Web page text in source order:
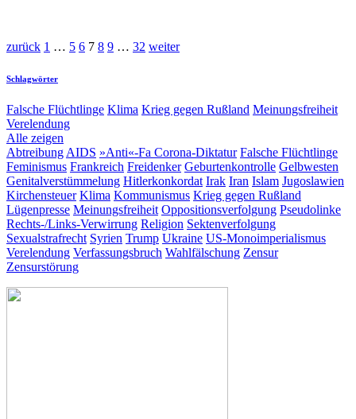
zurück 1 … 5 6 7 8 9 … 32 weiter
Schlagwörter
Falsche Flüchtlinge Klima Krieg gegen Rußland Meinungsfreiheit
Verelendung
Alle zeigen
AbtreibungAIDS »Anti«-Fa Corona-Diktatur Falsche Flüchtlinge
Feminismus Frankreich Freidenker Geburtenkontrolle Gelbwesten
Genitalverstümmelung Hitlerkonkordat Irak Iran Islam Jugoslawien
Kirchensteuer Klima Kommunismus Krieg gegen Rußland
Lügenpresse Meinungsfreiheit Oppositionsverfolgung Pseudolinke
Rechts-/Links-Verwirrung Religion Sektenverfolgung
Sexualstrafrecht Syrien Trump Ukraine US-Monoimperialismus
Verelendung Verfassungsbruch Wahlfälschung Zensur
Zensurstörung